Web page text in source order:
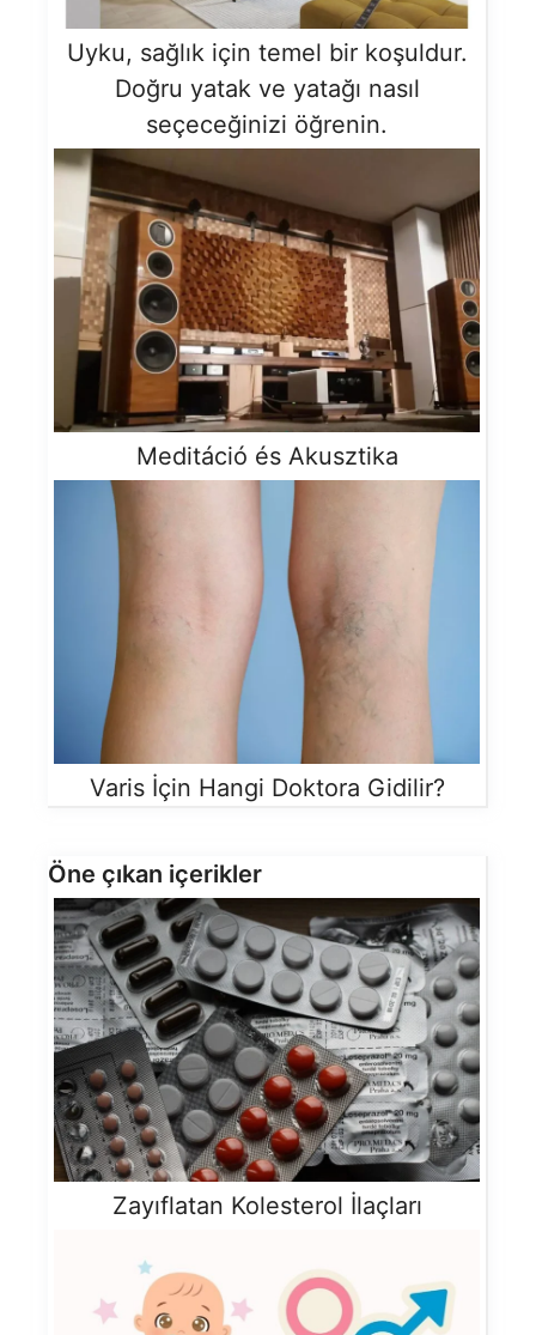
Uyku, sağlık için temel bir koşuldur.
Doğru yatak ve yatağı nasıl
seçeceğinizi öğrenin.
Meditáció és Akusztika
Varis İçin Hangi Doktora Gidilir?
Öne çıkan içerikler
Zayıflatan Kolesterol İlaçları